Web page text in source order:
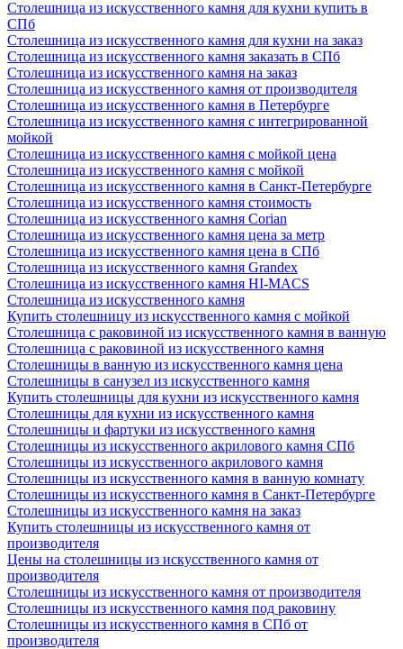
Столешница из искусственного камня для кухни купить в
СПб
Столешница из искусственного камня для кухни на заказ
Столешница из искусственного камня заказать в СПб
Столешница из искусственного камня на заказ
Столешница из искусственного камня от производителя
Столешница из искусственного камня в Петербурге
Столешница из искусственного камня с интегрированной
мойкой
Столешница из искусственного камня с мойкой цена
Столешница из искусственного камня с мойкой
Столешница из искусственного камня в Санкт-Петербурге
Столешница из искусственного камня стоимость
Столешница из искусственного камня Сorian
Столешница из искусственного камня цена за метр
Столешница из искусственного камня цена в СПб
Столешница из искусственного камня Grandex
Столешница из искусственного камня HI-MACS
Столешница из искусственного камня
Купить столешницу из искусственного камня с мойкой
Столешница с раковиной из искусственного камня в ванную
Столешница с раковиной из искусственного камня
Столешницы в ванную из искусственного камня цена
Столешницы в санузел из искусственного камня
Купить столешницы для кухни из искусственного камня
Столешницы для кухни из искусственного камня
Столешницы и фартуки из искусственного камня
Столешницы из искусственного акрилового камня СПб
Столешницы из искусственного акрилового камня
Столешницы из искусственного камня в ванную комнату
Столешницы из искусственного камня в Санкт-Петербурге
Столешницы из искусственного камня на заказ
Купить столешницы из искусственного камня от
производителя
Цены на столешницы из искусственного камня от
производителя
Столешницы из искусственного камня от производителя
Столешницы из искусственного камня под раковину
Столешницы из искусственного камня в СПб от
производителя